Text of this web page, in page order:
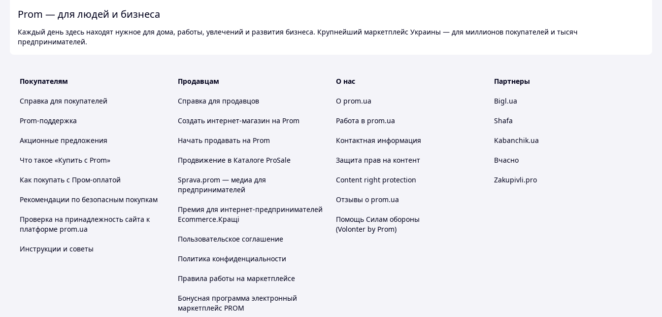
Prom — для людей и бизнеса
Каждый день здесь находят нужное для дома, работы, увлечений и развития бизнеса. Крупнейший маркетплейс Украины — для миллионов покупателей и тысяч
предпринимателей.
Покупателям
Справка для покупателей
Prom-поддержка
Акционные предложения
Что такое «Купить с Prom»
Как покупать с Пром-оплатой
Рекомендации по безопасным покупкам
Проверка на принадлежность сайта к
платформе prom.ua
Инструкции и советы
Продавцам
Справка для продавцов
Создать интернет-магазин на Prom
Начать продавать на Prom
Продвижение в Каталоге ProSale
Sprava.prom — медиа для
предпринимателей
Премия для интернет-предпринимателей
Ecommerce.Кращі
Пользовательское соглашение
Политика конфиденциальности
Правила работы на маркетплейсе
Бонусная программа электронный
маркетплейс PROM
О нас
О prom.ua
Работа в prom.ua
Контактная информация
Защита прав на контент
Content right protection
Отзывы о prom.ua
Помощь Силам обороны
(Volonter by Prom)
Партнеры
Bigl.ua
Shafa
Kabanchik.ua
Вчасно
Zakupivli.pro